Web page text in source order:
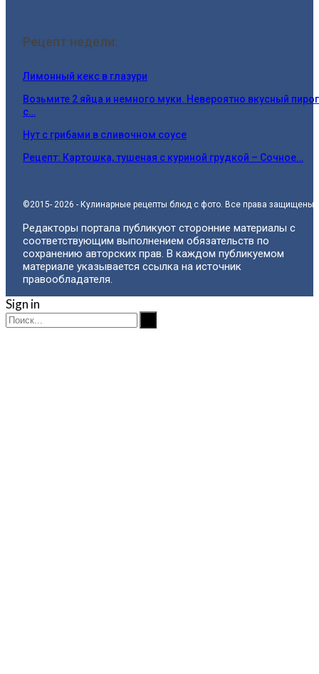
Рецепт недели:
Лимонный кекс в глазури
Возьмите 2 яйца и немного муки. Невероятно вкусный пирог
с…
Нут с грибами в сливочном соусе
Рецепт: Картошка, тушеная с куриной грудкой – Сочное…
©2015- 2026 - Кулинарные рецепты блюд с фото. Все права защищены.
Редакторы портала публикуют сторонние материалы с
соответствующим выполнением обязательств по
сохранению авторских прав. В каждом публикуемом
материале указывается ссылка на источник
правообладателя.
Sign in